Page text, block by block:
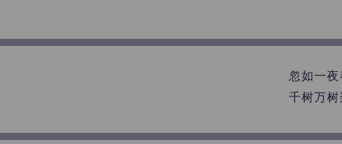
忽如一
千树万树